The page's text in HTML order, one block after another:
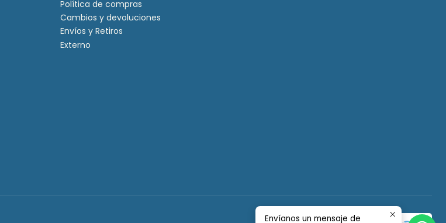
Política de compras
Cambios y devoluciones
Envíos y Retiros
Externo
Envíanos un mensaje de